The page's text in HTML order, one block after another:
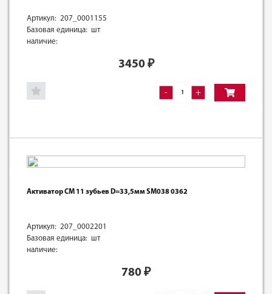
Артикул: 207_0001155
Базовая единица: шт
наличие:
3450₽
- +
Активатор СМ 11 зубьев D=33,5мм SM038 0362
Артикул: 207_0002201
Базовая единица: шт
наличие:
780 ₽